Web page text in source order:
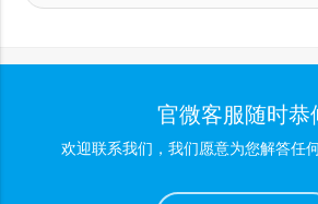
官微客服随时恭
欢迎联系我们，我们愿意为您解答任